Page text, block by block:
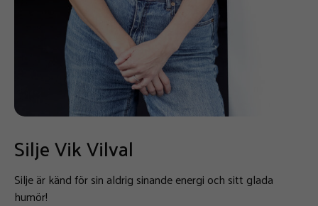
Silje Vik Vilval
Silje är känd för sin aldrig sinande energi och sitt glada
humör!